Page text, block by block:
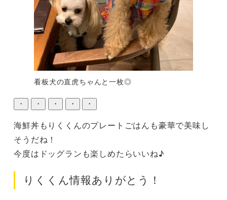
看板犬の直虎ちゃんと一枚◎
・ ・ ・ ・ ・
海鮮丼もりくくんのプレートごはんも豪華で美味し
そうだね！
今度はドッグランも楽しめたらいいね♪
りくくん情報ありがとう！